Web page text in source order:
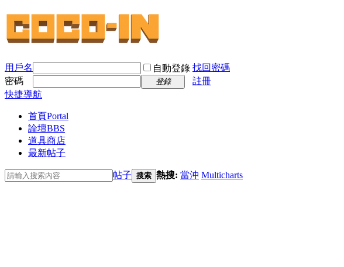
用戶名 自動登錄 找回密碼
密碼
登錄
註冊
快捷導航
首頁Portal
論壇BBS
道具商店
最新帖子
帖子 搜索 熱搜: 當沖 Multicharts